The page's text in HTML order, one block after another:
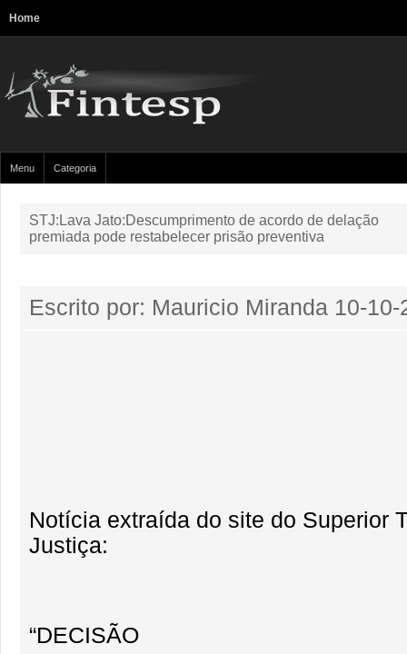
Home
Menu Categoria
STJ:Lava Jato:Descumprimento de acordo de delação
premiada pode restabelecer prisão preventiva
Escrito por: Mauricio Miranda 10-10-
Notícia extraída do site do Superior
Justiça:
“DECISÃO